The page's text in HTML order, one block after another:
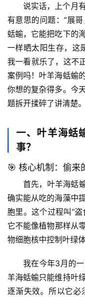
说实话，上个月
有意思的问题：“展
蛞蝓，它能把吃下的
一样晒太阳生存，这
我一看就乐了，这不
案例吗！ 叶羊海蛞蝓
你想的复杂得多。今
题拆开揉碎了讲清楚。
一、叶羊海蛞
事？
🎯 核心机制：偷来
首先， 叶羊海蛞
确实能从吃的海藻中
胞里。这个过程叫“
它不能像植物那样从
物细胞核中控制叶绿
我在今年3月的
羊海蛞蝓只能维持叶
逐渐失效。所以它必